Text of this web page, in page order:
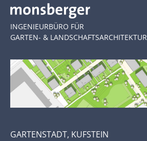
INGENIEURBÜRO FÜR
GARTEN- & LANDSCHAFTS­ARCHITEKTUR
GARTENSTADT, KUFSTEIN